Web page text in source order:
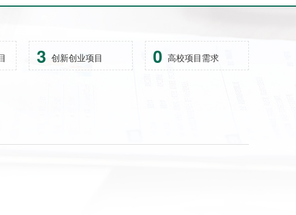
3 创新创业项目 0 高校项目需求